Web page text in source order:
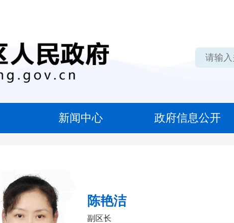
新闻中心 政府信息公开
陈艳洁
副区长